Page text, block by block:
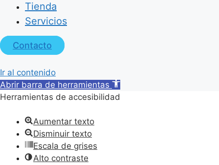
Tienda
Servicios
Contacto
Ir al contenido
Abrir barra de herramientas
Herramientas de accesibilidad
Aumentar texto
Disminuir texto
Escala de grises
Alto contraste